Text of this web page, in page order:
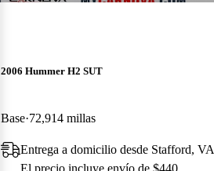
2006 Hummer H2 SUT
Base 72,914 millas
Entrega a domicilio desde Stafford, VA
El precio incluye envío de $440